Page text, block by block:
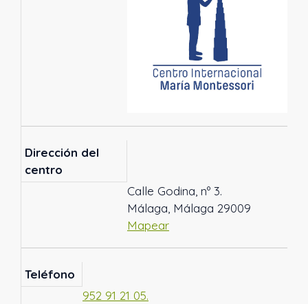
Dirección del
centro
Calle Godina, nº 3.
Málaga, Málaga 29009
Mapear
Teléfono
952 91 21 05.